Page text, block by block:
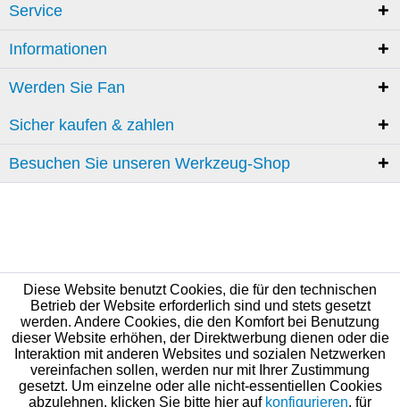
Service
Informationen
Werden Sie Fan
Sicher kaufen & zahlen
Besuchen Sie unseren Werkzeug-Shop
Diese Website benutzt Cookies, die für den technischen
Betrieb der Website erforderlich sind und stets gesetzt
werden. Andere Cookies, die den Komfort bei Benutzung
dieser Website erhöhen, der Direktwerbung dienen oder die
Interaktion mit anderen Websites und sozialen Netzwerken
vereinfachen sollen, werden nur mit Ihrer Zustimmung
gesetzt. Um einzelne oder alle nicht-essentiellen Cookies
abzulehnen, klicken Sie bitte hier auf konfigurieren, für